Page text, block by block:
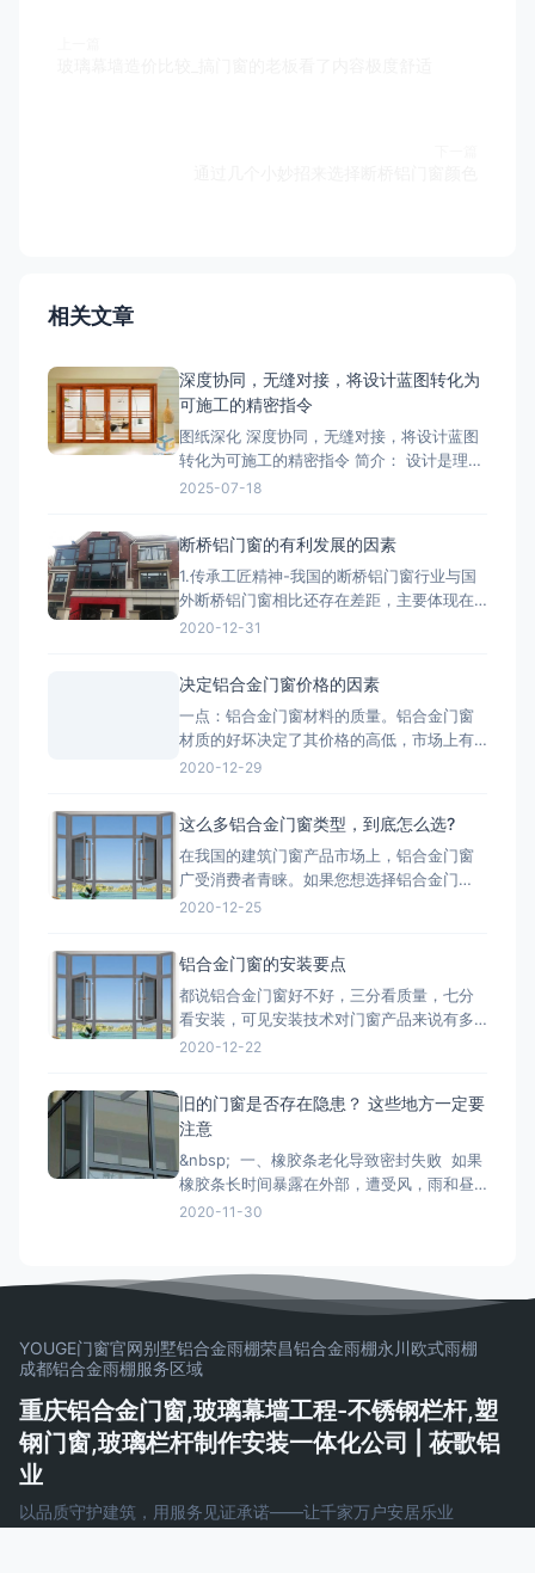
相关文章
深度协同，无缝对接，将设计蓝图转化为
可施工的精密指令
图纸深化 深度协同，无缝对接，将设计蓝图
转化为可施工的精密指令 简介： 设计是理
想，深化是让理想落地的桥梁。我们的
注于对设计院图纸进行施工层面的深度优化
与细化。我们精准核算每一个节点的结构、
强度、安装逻辑和材料工艺，生成包括加工
图、组装图、节点大样图
2025-07-18
断桥铝门窗的有利发展的因素
1.传承工匠精神-我国的断桥铝门窗行业与国
外断桥铝门窗相比还存在差距，主要体现在
产品质量、技术含量等方面，因此要打造断
2.把控好市场发展趋势-国家提出的“一带一
路”战略，让断桥铝门窗行业搭建了一个很好
的平台，而“一带一路”战略沿线覆盖了65个
国家，占全球
2020-12-31
决定铝合金门窗价格的因素
一点：铝合金门窗材料的质量。铝合金门窗
材质的好坏决定了其价格的高低，市场上有
两种铝，一种是纯铝，用这种为主材的材质
以价格比不上纯铝的是因为纯铝的硬度高、
杂质少、耐腐蚀性和抗氧化性强。 第二点：
铝合金门窗价格也取决于生产工艺。生产工
艺的推行，必须有良好的生
2020-12-29
这么多铝合金门窗类型，到底怎么选?
在我国的建筑门窗产品市场上，铝合金门窗
广受消费者青睐。如果您想选择铝合金门
窗，最好先了解一下铝合金门窗开启形式、
一旦装上，是很难轻易更换的，最重要的是
会影响您日后几十年的生活品质。 市面上的
门窗除了常见的木质材料加工制作而成的木
质门窗以外，更为常见的是类似下文
2020-12-25
铝合金门窗的安装要点
都说铝合金门窗好不好，三分看质量，七分
看安装，可见安装技术对门窗产品来说有多
重要。下面小编来和大家简单说一下铝合金
的时候，将门窗放进洞口内，用木楔暂时固
定，门窗调整至横平竖直，再将衔接件与墙
体固定，固定办法按规划要求。固定结实后
即可拔去木楔。在门窗框与墙
2020-12-22
旧的门窗是否存在隐患？ 这些地方一定要
注意
&nbsp; 一、橡胶条老化导致密封失败 如果
橡胶条长时间暴露在外部，遭受风，雨和昼
夜温差的影响，劣质的密封条很容易老化并
金配件的重要活动部件通常是304不锈钢。
如果旧的门窗五金使用201不锈钢
2020-11-30
YOUGE门窗官网别墅铝合金雨棚荣昌铝合金雨棚永川欧式雨棚
成都铝合金雨棚服务区域
重庆铝合金门窗,玻璃幕墙工程-不锈钢栏杆,塑
钢门窗,玻璃栏杆制作安装一体化公司 | 莜歌铝
业
以品质守护建筑，用服务见证承诺——让千家万户安居乐业